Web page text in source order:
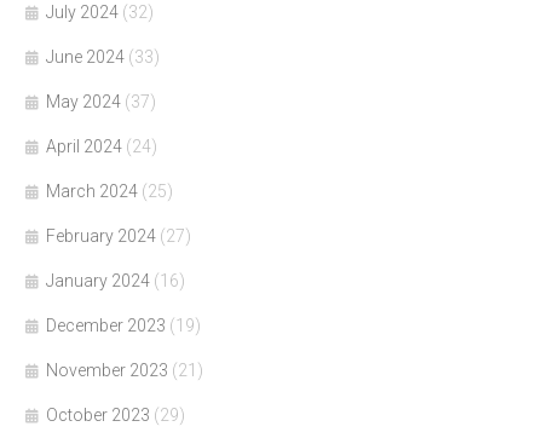
July 2024 (32)
June 2024 (33)
May 2024 (37)
April 2024 (24)
March 2024 (25)
February 2024 (27)
January 2024 (16)
December 2023 (19)
November 2023 (21)
October 2023 (29)